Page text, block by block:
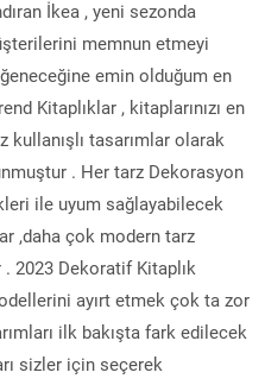
İkea , yeni sezonda
memnun etmeyi
emin olduğum en
Kitaplıklar , kitaplarınızı en
tasarımlar olarak
. Her tarz Dekorasyon
ile uyum sağlayabilecek
,daha çok modern tarz
2023 Dekoratif Kitaplık
ayırt etmek çok ta zor
ilk bakışta fark edilecek
sizler için seçerek